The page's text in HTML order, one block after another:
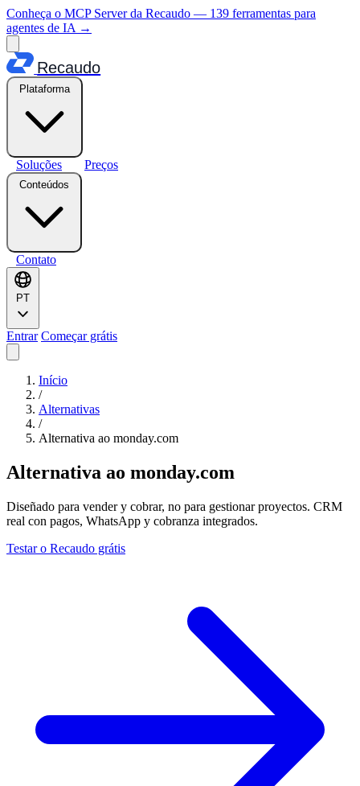
Conheça o MCP Server da Recaudo — 139 ferramentas para
agentes de IA →
Recaudo
Plataforma
Soluções Preços
Conteúdos
Contato
PT
Entrar Começar grátis
Início
/
Alternativas
/
Alternativa ao monday.com
Alternativa ao monday.com
Diseñado para vender y cobrar, no para gestionar proyectos. CRM
real con pagos, WhatsApp y cobranza integrados.
Testar o Recaudo grátis